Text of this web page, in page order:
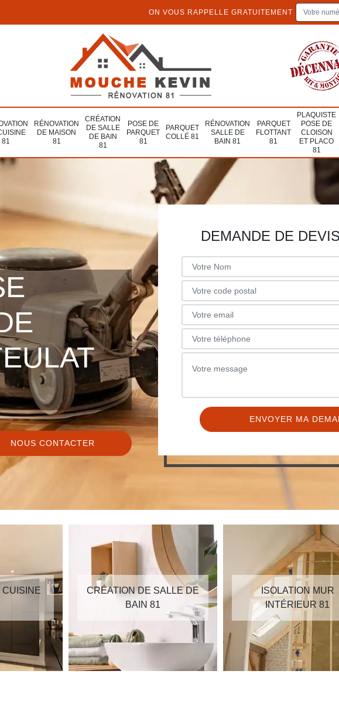
ON VOUS RAPPELLE GRATUITEMENT
81
RÉNOVATION
DE MAISON
81
CRÉATION
DE SALLE
DE BAIN
81
POSE DE
PARQUET
81
PARQUET
COLLÉ 81
RÉNOVATION
SALLE DE
BAIN 81
PARQUET
FLOTTANT
81
PLAQUISTE
POSE DE
CLOISON
ET PLACO
81
NOUS CONTACTER
DEMANDE DE
CRÉATION DE SALLE DE
BAIN 81
ISOLATION MUR
INTÉRIEUR 81